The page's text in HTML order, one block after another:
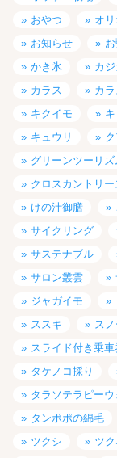
おやつ
オ
お知らせ
かき氷
カ
カラス
カ
キクイモ
キュウリ
グリーンツーリズ
クロスカントリー
けの汁御膳
サイクリング
サステナブル
サロン叢雲
ジャガイモ
ススキ
ス
スライド付き乗車
タケノコ採り
タラソテラピーウ
タンポポの綿毛
ツクシ
ツ